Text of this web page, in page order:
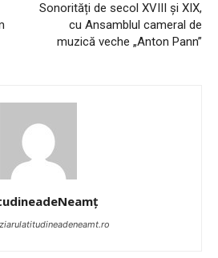
Sonorități de secol XVIII și XIX,
cu Ansamblul cameral de
muzică veche „Anton Pann”